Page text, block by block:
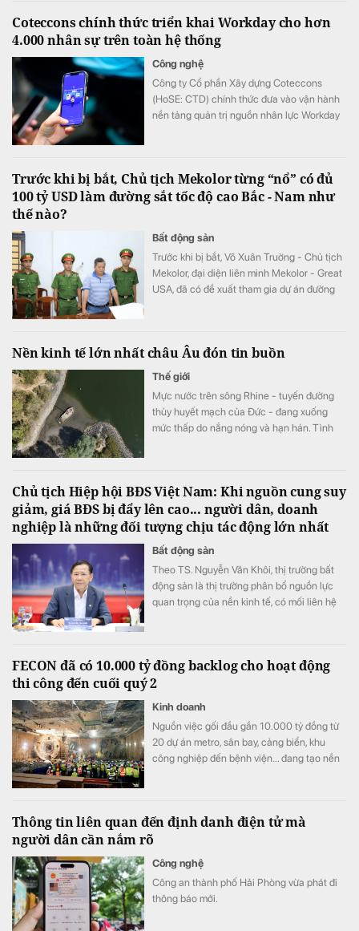
Coteccons chính thức triển khai Workday cho hơn
4.000 nhân sự trên toàn hệ thống
Công nghệ
Công ty Cổ phần Xây dựng Coteccons
(HoSE: CTD) chính thức đưa vào vận hành
nền tảng quản trị nguồn nhân lực Workday
Trước khi bị bắt, Chủ tịch Mekolor từng “nổ” có đủ
100 tỷ USD làm đường sắt tốc độ cao Bắc - Nam như
thế nào?
Bất động sản
Trước khi bị bắt, Võ Xuân Truờng - Chủ tịch
Mekolor, đại diện liên minh Mekolor - Great
USA, đã có đề xuất tham gia dự án đường
Nền kinh tế lớn nhất châu Âu đón tin buồn
Thế giới
Mực nước trên sông Rhine - tuyến đường
thủy huyết mạch của Đức - đang xuống
mức thấp do nắng nóng và hạn hán. Tình
Chủ tịch Hiệp hội BĐS Việt Nam: Khi nguồn cung suy
giảm, giá BĐS bị đẩy lên cao... người dân, doanh
nghiệp là những đối tượng chịu tác động lớn nhất
Bất động sản
Theo TS. Nguyễn Văn Khôi, thị trường bất
động sản là thị trường phân bổ nguồn lực
quan trọng của nền kinh tế, có mối liên hệ
FECON đã có 10.000 tỷ đồng backlog cho hoạt động
thi công đến cuối quý 2
Kinh doanh
Nguồn việc gối đầu gần 10.000 tỷ đồng từ
20 dự án metro, sân bay, cảng biển, khu
công nghiệp đến bệnh viện... đang tạo nền
Thông tin liên quan đến định danh điện tử mà
người dân cần nắm rõ
Công nghệ
Công an thành phố Hải Phòng vừa phát đi
thông báo mới.